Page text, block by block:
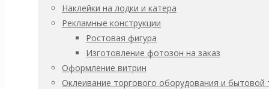
Наклейки на лодки и катера
Рекламные конструкции
Ростовая фигура
Изготовление фотозон на заказ
Оформление витрин
Оклеивание торгового оборудования и бытовой
Материалы:
Пластик 3 мм
Самоклеющаяся ПВХ пленка
Дополнительные опции: